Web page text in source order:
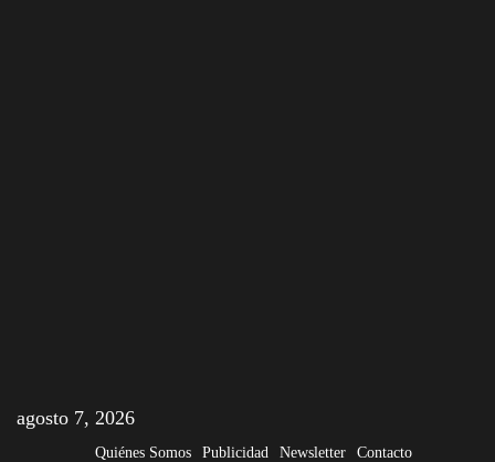
agosto 7, 2026
Quiénes Somos Publicidad Newsletter Contacto